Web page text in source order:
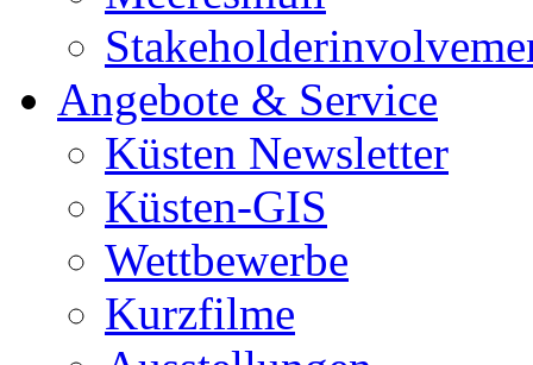
Angebote & Service
Küsten Newsletter
Küsten-GIS
Wettbewerbe
Kurzfilme